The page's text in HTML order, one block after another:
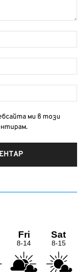
ми в този